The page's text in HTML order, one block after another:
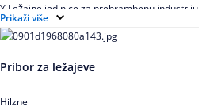
Y Ležajne jedinice za prehrambenu industriju
Ležajne jedinice sa valjkastim ležajevima
Prikaži više
Pribor za ležajeve
Hilzne